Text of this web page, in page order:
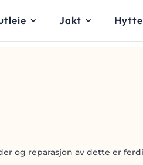
Jakt
og reparasjon av dette er